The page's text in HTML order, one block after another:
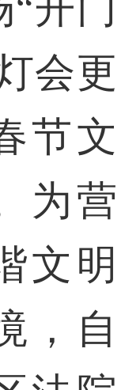
会更
节文
为营
文明
，自